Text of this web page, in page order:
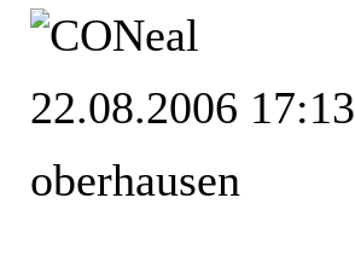
22.08.2006 17:13
oberhausen